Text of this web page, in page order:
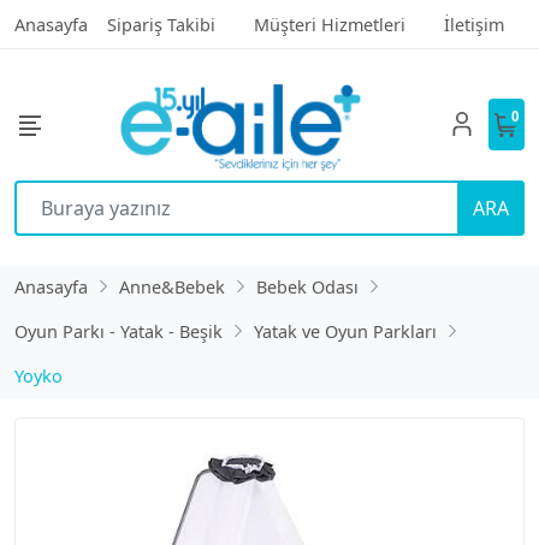
Anasayfa Sipariş Takibi Müşteri Hizmetleri İletişim
ARA
0
Anasayfa Anne&Bebek
Bebek Odası
Oyun Parkı - Yatak - Beşik
Yatak ve Oyun Parkları
Yoyko